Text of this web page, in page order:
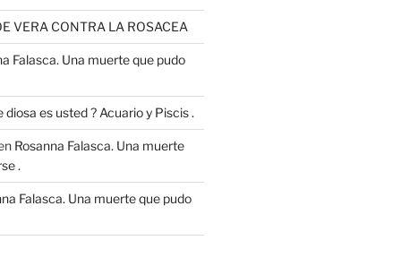
VERA CONTRA LA ROSACEA
Falasca. Una muerte que pudo
diosa es usted ? Acuario y Piscis .
Rosanna Falasca. Una muerte
.
Falasca. Una muerte que pudo